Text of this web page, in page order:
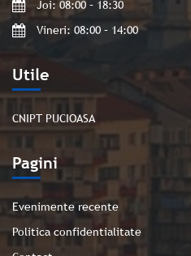
Utile
CNIPT PUCIOASA
Pagini
Evenimente recente
Politica confidentialitate
Joi: 08:00 – 18:30
Vineri: 08:00 – 14:00